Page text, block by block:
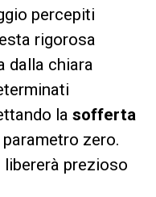
percepiti
rigorosa
dalla chiara
la sofferta
zero.
prezioso